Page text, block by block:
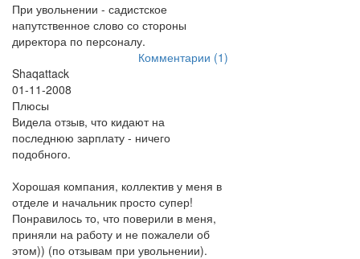
При увольнении - садистское
напутственное слово со стороны
директора по персоналу.
Комментарии (1)
Shaqattack
01-11-2008
Плюсы
Видела отзыв, что кидают на
последнюю зарплату - ничего
подобного.
Хорошая компания, коллектив у меня в
отделе и начальник просто супер!
Понравилось то, что поверили в меня,
приняли на работу и не пожалели об
этом)) (по отзывам при увольнении).